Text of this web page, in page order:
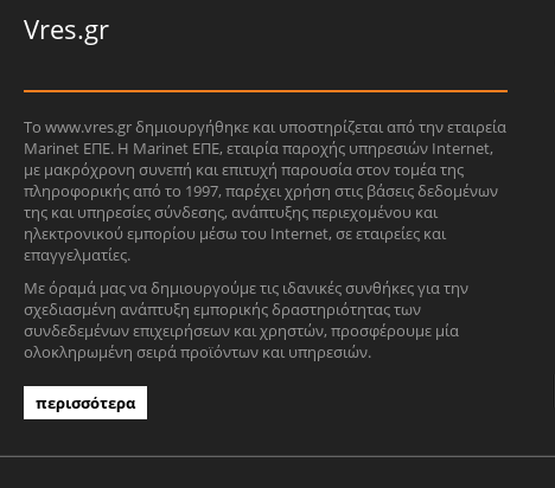
Vres.gr
Το www.vres.gr δημιουργήθηκε και υποστηρίζεται από την εταιρεία
Marinet ΕΠΕ. Η Marinet ΕΠΕ, εταιρία παροχής υπηρεσιών Internet,
με μακρόχρονη συνεπή και επιτυχή παρουσία στον τομέα της
πληροφορικής από το 1997, παρέχει χρήση στις βάσεις δεδομένων
της και υπηρεσίες σύνδεσης, ανάπτυξης περιεχομένου και
ηλεκτρονικού εμπορίου μέσω του Internet, σε εταιρείες και
επαγγελματίες.
Με όραμά μας να δημιουργούμε τις ιδανικές συνθήκες για την
σχεδιασμένη ανάπτυξη εμπορικής δραστηριότητας των
συνδεδεμένων επιχειρήσεων και χρηστών, προσφέρουμε μία
ολοκληρωμένη σειρά προϊόντων και υπηρεσιών.
περισσότερα